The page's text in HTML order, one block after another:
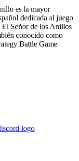
es la mayor
dedicada al juego
El Señor de los Anillos
conocido como
Battle Game